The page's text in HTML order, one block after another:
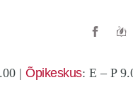
| Õpikeskus: E – P